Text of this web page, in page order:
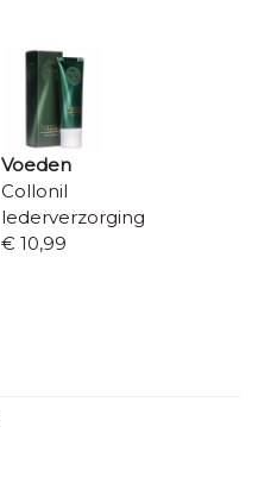
Voeden
Collonil
lederverzorging
€ 10,99